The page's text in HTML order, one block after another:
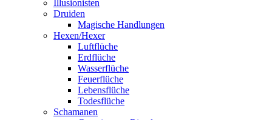
Illusionisten
Druiden
Magische Handlungen
Hexen/Hexer
Luftflüche
Erdflüche
Wasserflüche
Feuerflüche
Lebensflüche
Todesflüche
Schamanen